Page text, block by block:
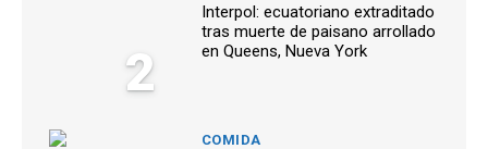
2
Interpol: ecuatoriano extraditado
tras muerte de paisano arrollado
en Queens, Nueva York
COMIDA